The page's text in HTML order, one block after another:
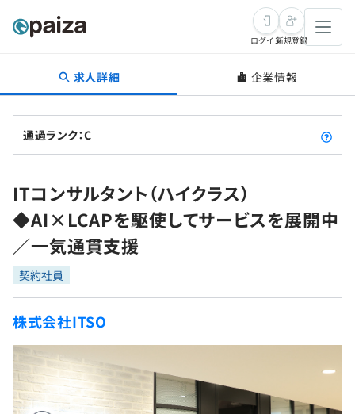
転職・キャリア
転職成功ガイド
転職エージェント
インタビュー
転職成功ガイド
新卒就活
求人検索
本選考
インターン
新卒エージェント
イベント・セミナー
インタビュー
学習
問題集
4択課題
ナレッジ
リファレンス
プログラミング言語
再チャレンジ結果一覧
ゲーム・マンガ
Tech Team Journal
paiza times
paizaとは？
ログイン新規登録
求人詳細 企業情報
通過ランク：C
ITコンサルタント（ハイクラス）
◆AI×LCAPを駆使してサービスを展開中
／一気通貫支援
契約社員
株式会社ITSO